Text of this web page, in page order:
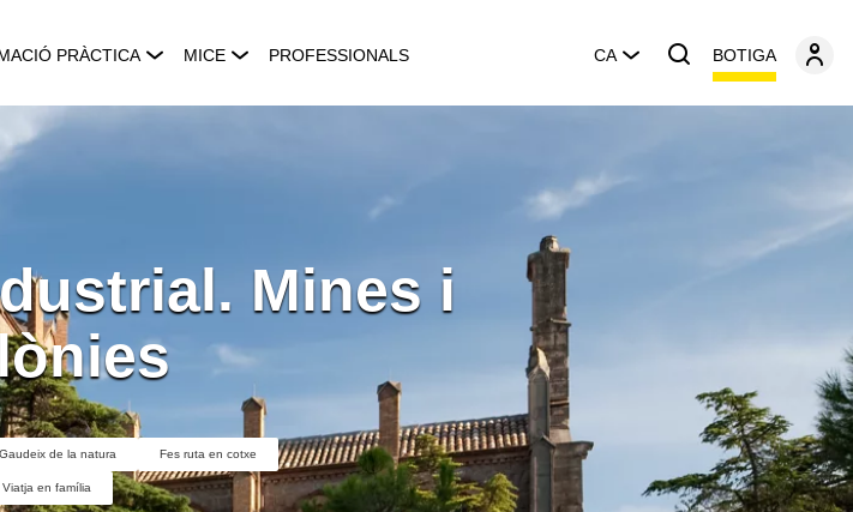
PRÀCTICA MICE PROFESSIONALS CA BOTIGA
Mines i
Gaudeix de la natura Fes ruta en cotxe
Viatja en família